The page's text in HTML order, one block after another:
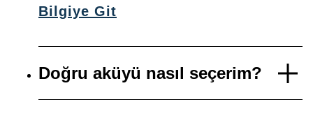
Bilgiye Git
Doğru aküyü nasıl seçerim?